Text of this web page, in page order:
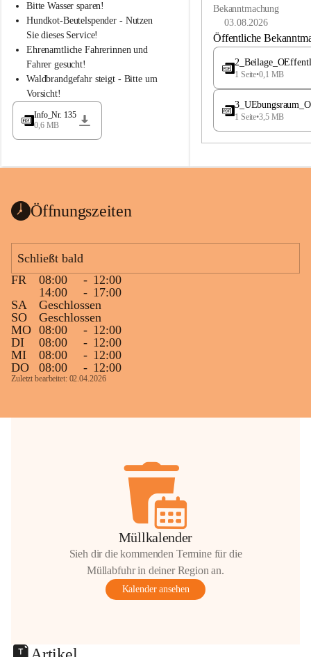
h
a
d
l
a
Bitte Wasser sparen!
Hundkot-Beutelspender - Nutzen
Sie dieses Service!
Ehrenamtliche Fahrerinnen und
Fahrer gesucht!
Waldbrandgefahr steigt - Bitte um
Vorsicht!
Info_Nr. 135
0,6 MB
e
a
Bekanntmachung
03.08.2026
Öffentliche
1 Seite•0,1 MB
1 Seite•3,5 MB
Öffnungszeiten
Schließt bald
FR
08:00 - 12:00
14:00
- 17:00
SA
Geschlossen
SO
Geschlossen
MO 08:00 - 12:00
DI
08:00 - 12:00
MI
08:00 - 12:00
DO
08:00 - 12:00
Zuletzt bearbeitet: 02.04.2026
Müllkalender
Sieh dir die kommenden Termine für die
Müllabfuhr in deiner Region an.
Kalender ansehen